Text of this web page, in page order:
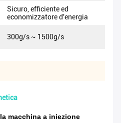
Sicuro, efficiente ed
economizzatore d'energia
300g/s ~ 1500g/s
macchina a iniezione